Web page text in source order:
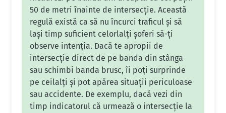
50 de metri înainte de intersecție. Această
regulă există ca să nu încurci traficul și să
lași timp suficient celorlalți șoferi să-ți
observe intenția. Dacă te apropii de
intersecție direct de pe banda din stânga
sau schimbi banda brusc, îi poți surprinde
pe ceilalți și pot apărea situații periculoase
sau accidente. De exemplu, dacă vezi din
timp indicatorul că urmează o intersecție la